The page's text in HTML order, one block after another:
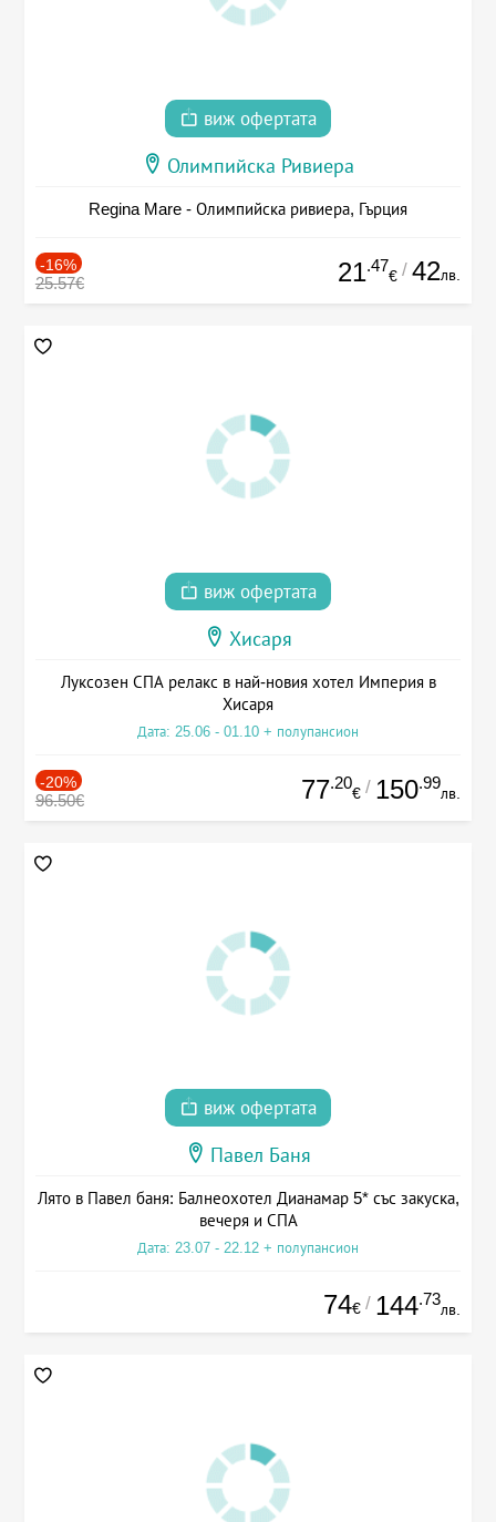
виж офертата
Олимпийска Ривиера
Regina Mare - Олимпийска ривиера, Гърция
-16%
25.57€ 21.47
€ / 42лв.
виж офертата
Хисаря
Луксозен СПА релакс в най-новия хотел Империя в
Хисаря
Дата: 25.06 - 01.10 + полупансион
-20%
96.50€ 77.20
€ / 150.99
лв.
виж офертата
Павел Баня
Лято в Павел баня: Балнеохотел Дианамар 5* със закуска,
вечеря и СПА
Дата: 23.07 - 22.12 + полупансион
74€ / 144.73
лв.